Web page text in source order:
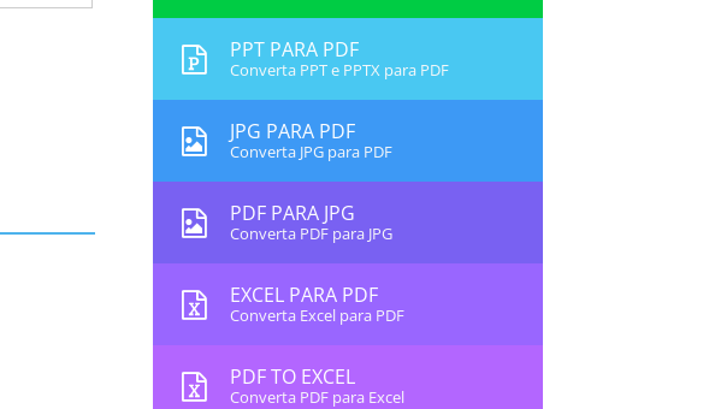
PPT PARA PDF
Converta PPT e PPTX para PDF
JPG PARA PDF
Converta JPG para PDF
PDF PARA JPG
Converta PDF para JPG
EXCEL PARA PDF
Converta Excel para PDF
PDF TO EXCEL
Converta PDF para Excel